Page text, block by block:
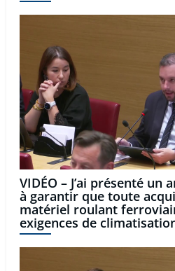
VIDÉO – J’ai présenté un
à garantir que toute
matériel roulant
exigences de